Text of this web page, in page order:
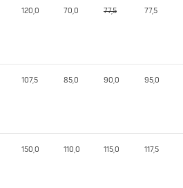
120,0 70,0 77,5 77,5
107,5 85,0 90,0 95,0
150,0 110,0 115,0 117,5